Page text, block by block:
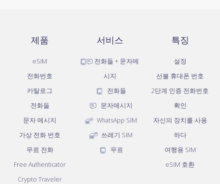
제품
eSIM
전화번호
카탈로그
전화들
문자 메시지
가상 전화 번호
무료 전화
Free Authenticator
Crypto Traveler
서비스
전화들 + 문자메
시지
전화들
문자메시지
WhatsApp SIM
쓰레기 SIM
무료
특징
설정
선불 휴대폰 번호
2단계 인증 전화번호
확인
자신의 장치를 사용
하다
여행용 SIM
eSIM 호환